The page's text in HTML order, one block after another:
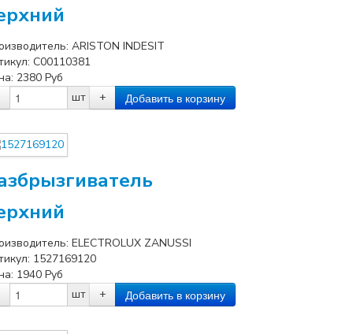
ARISTON INDESIT
C00110381
2380 Руб
шт
+
ELECTROLUX ZANUSSI
1527169120
1940 Руб
шт
+